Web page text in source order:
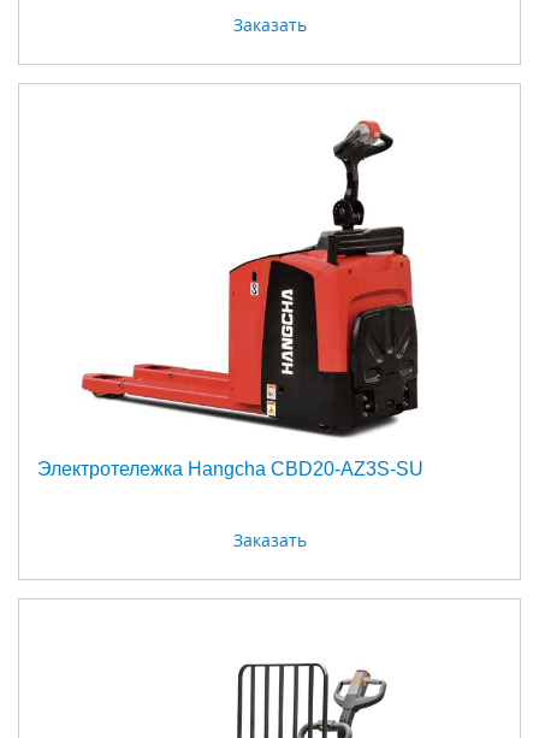
Заказать
Электротележка Hangcha CBD20-AZ3S-SU
Заказать